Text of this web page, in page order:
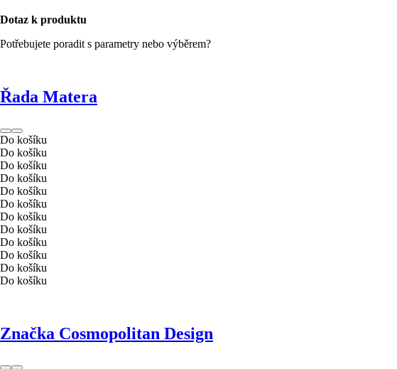
Dotaz k produktu
Potřebujete poradit s parametry nebo výběrem?
Řada Matera
Do košíku
Do košíku
Do košíku
Do košíku
Do košíku
Do košíku
Do košíku
Do košíku
Do košíku
Do košíku
Do košíku
Do košíku
Značka Cosmopolitan Design